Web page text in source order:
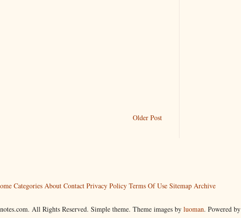
Older Post
Categories About Contact Privacy Policy Terms Of Use Sitemap Archive
All Rights Reserved. Simple theme. Theme images by luoman. Powered by